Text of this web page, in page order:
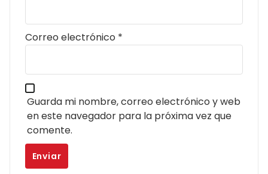
Correo electrónico *
Guarda mi nombre, correo electrónico y web
en este navegador para la próxima vez que
comente.